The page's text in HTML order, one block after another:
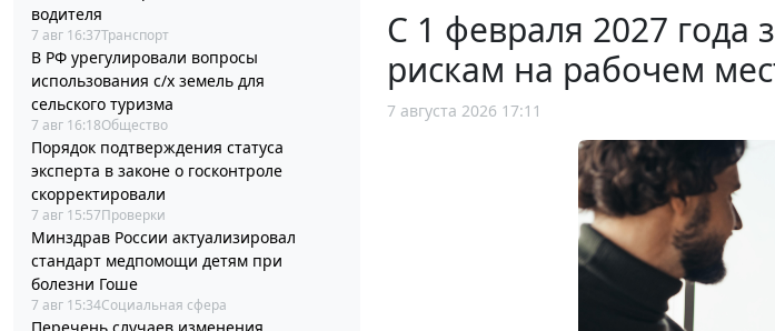
водителя
7 авг 16:37Транспорт
В РФ урегулировали вопросы
использования с/х земель для
сельского туризма
7 авг 16:18Общество
Порядок подтверждения статуса
эксперта в законе о госконтроле
скорректировали
7 авг 15:57Проверки
Минздрав России актуализировал
стандарт медпомощи детям при
болезни Гоше
7 авг 15:34Социальная сфера
С 1 февраля 2027 года
рискам на рабочем
7 августа 2026 17:11